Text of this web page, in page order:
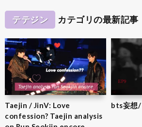
テテジン カテゴリの最新記事
Taejin / JinV: Love
confession? Taejin analysis
bts妄想/